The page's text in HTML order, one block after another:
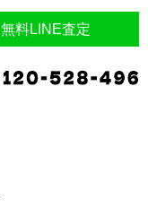
無料LINE査定